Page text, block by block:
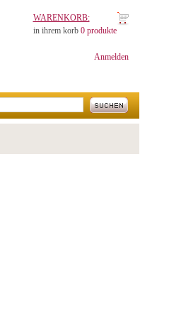
WARENKORB:
in ihrem korb 0 produkte
Anmelden